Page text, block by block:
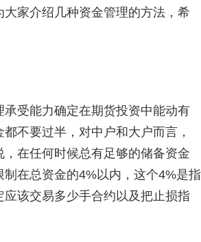
家介绍几种资金管理的方法，希
受能力确定在期货投资中能动有
不要过半，对中户和大户而言，
在任何时候总有足够的储备资金
在总资金的4%以内，这个4%是指
该交易多少手合约以及把止损指